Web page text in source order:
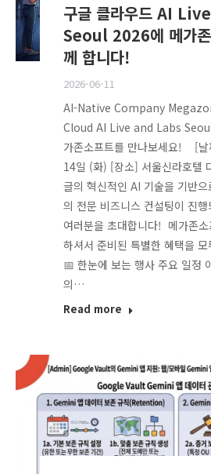
구글 클라우드 AI
Seoul 2026에 메가
께 합니다!
2026-06-11
AI-Native Company
Cloud AI Live and Labs
가존소프트를 만나보세요! [
14일 (화) [장소] 서울신라호텔
글의 혁신적인 AI 기술을 기반
의 전문 비즈니스 컨설팅이 진
여러분을 초대합니다! 메가존
하셔서 준비된 특별한 혜택을
📅 한눈에 보는 행사 주요 일정
의…
Read more